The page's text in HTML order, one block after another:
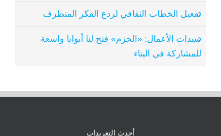
تفعيل الخطاب الثقافي لردع الفكر المتطرف
سيدات الأعمال: «الحزم» فتح لنا أبوابا واسعة
للمشاركة في البناء
أحدث التغريدات